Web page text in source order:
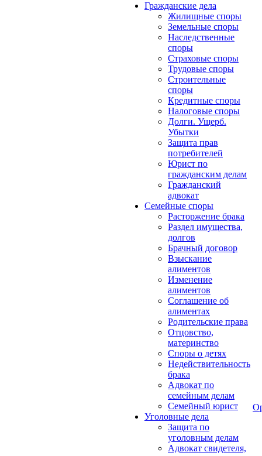
Гражданские дела
Жилищные споры
Земельные споры
Наследственные
споры
Страховые споры
Трудовые споры
Строительные
споры
Кредитные споры
Налоговые споры
Долги. Ущерб.
Убытки
Защита прав
потребителей
Юрист по
гражданским делам
Гражданский
адвокат
Семейные споры
Расторжение брака
Раздел имущества,
долгов
Брачный договор
Взыскание
алиментов
Изменение
алиментов
Соглашение об
алиментах
Родительские права
Отцовство,
материнство
Споры о детях
Недействительность
брака
Адвокат по
семейным делам
Семейный юрист
Уголовные дела
Защита по
уголовным делам
Адвокат свидетеля,